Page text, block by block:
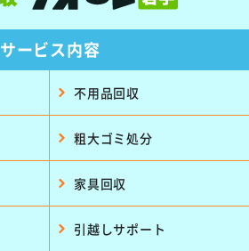
サービス内容
不用品回収
粗大ゴミ処分
家具回収
引越しサポート